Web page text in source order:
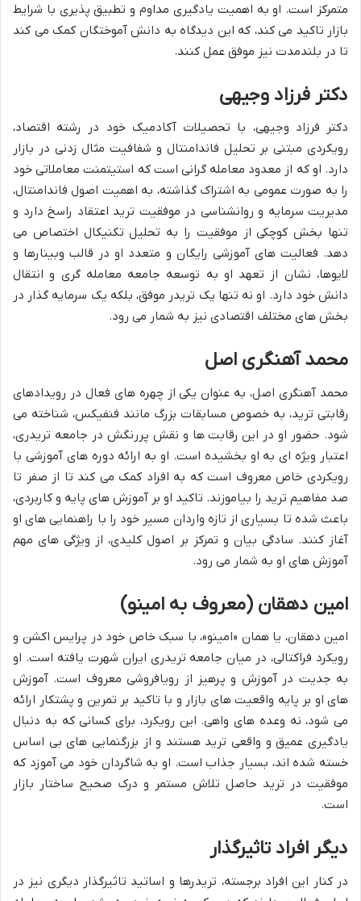
متمرکز است. او به اهمیت یادگیری مداوم و تطبیق پذیری با شرایط
بازار تاکید می کند، که این دیدگاه به دانش آموختگان کمک می کند
تا در بلندمدت نیز موفق عمل کنند.
دکتر فرزاد وجیهی
دکتر فرزاد وجیهی، با تحصیلات آکادمیک خود در رشته اقتصاد،
رویکردی مبتنی بر تحلیل فاندامنتال و شفافیت مثال زدنی در بازار
دارد. او که از معدود معامله گرانی است که استیتمنت معاملاتی خود
را به صورت عمومی به اشتراک گذاشته، به اهمیت اصول فاندامنتال،
مدیریت سرمایه و روانشناسی در موفقیت ترید اعتقاد راسخ دارد و
تنها بخش کوچکی از موفقیت را به تحلیل تکنیکال اختصاص می
دهد. فعالیت های آموزشی رایگان و متعدد او در قالب وبینارها و
لایوها، نشان از تعهد او به توسعه جامعه معامله گری و انتقال
دانش خود دارد. او نه تنها یک تریدر موفق، بلکه یک سرمایه گذار در
بخش های مختلف اقتصادی نیز به شمار می رود.
محمد آهنگری اصل
محمد آهنگری اصل، به عنوان یکی از چهره های فعال در رویدادهای
رقابتی ترید، به خصوص مسابقات بزرگ مانند فنفیکس، شناخته می
شود. حضور او در این رقابت ها و نقش پررنگش در جامعه تریدری،
اعتبار ویژه ای به او بخشیده است. او به ارائه دوره های آموزشی با
رویکردی خاص معروف است که به افراد کمک می کند تا از صفر تا
صد مفاهیم ترید را بیاموزند. تاکید او بر آموزش های پایه و کاربردی،
باعث شده تا بسیاری از تازه واردان مسیر خود را با راهنمایی های او
آغاز کنند. سادگی بیان و تمرکز بر اصول کلیدی، از ویژگی های مهم
آموزش های او به شمار می رود.
امین دهقان (معروف به امینو)
امین دهقان، یا همان «امینو»، با سبک خاص خود در پرایس اکشن و
رویکرد فراکتالی، در میان جامعه تریدری ایران شهرت یافته است. او
به جدیت در آموزش و پرهیز از رویافروشی معروف است. آموزش
های او بر پایه واقعیت های بازار و با تاکید بر تمرین و پشتکار ارائه
می شود، نه وعده های واهی. این رویکرد، برای کسانی که به دنبال
یادگیری عمیق و واقعی ترید هستند و از بزرگنمایی های بی اساس
خسته شده اند، بسیار جذاب است. او به شاگردان خود می آموزد که
موفقیت در ترید حاصل تلاش مستمر و درک صحیح ساختار بازار
است.
دیگر افراد تاثیرگذار
در کنار این افراد برجسته، تریدرها و اساتید تاثیرگذار دیگری نیز در